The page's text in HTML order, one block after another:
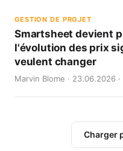
GESTION DE PROJET
Smartsheet devient
l'évolution des prix
veulent changer
Marvin Blome · 23.06.2026
Charger